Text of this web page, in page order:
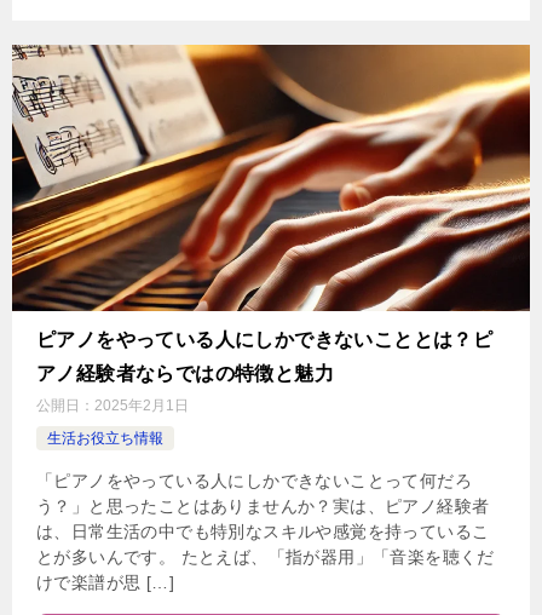
ピアノをやっている人にしかできないこととは？ピ
アノ経験者ならではの特徴と魅力
公開日： 2025年2月1日
生活お役立ち情報
「ピアノをやっている人にしかできないことって何だろ
う？」と思ったことはありませんか？実は、ピアノ経験者
は、日常生活の中でも特別なスキルや感覚を持っているこ
とが多いんです。 たとえば、「指が器用」「音楽を聴くだ
けで楽譜が思 […]